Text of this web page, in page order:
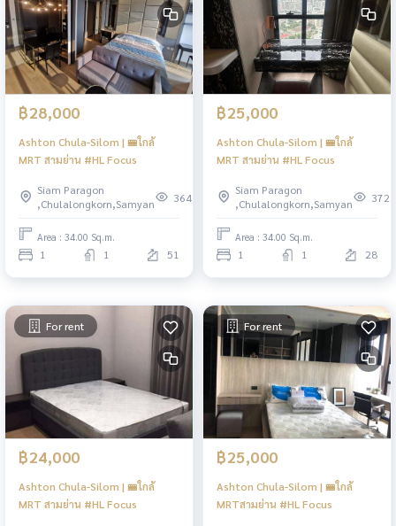
฿28,000
Ashton Chula-Silom | 🚝ใกล้
MRT สามย่าน #HL Focus
Siam Paragon
,Chulalongkorn,Samyan
364
Area : 34.00 Sq.m.
1 1 51
฿25,000
Ashton Chula-Silom | 🚝ใกล้
MRT สามย่าน #HL Focus
Siam Paragon
,Chulalongkorn,Samyan
372
Area : 34.00 Sq.m.
1 1 28
For rent
฿24,000
Ashton Chula-Silom | 🚝ใกล้
MRT สามย่าน #HL Focus
For rent
฿25,000
Ashton Chula-Silom | 🚝ใกล้
MRTสามย่าน #HL Focus